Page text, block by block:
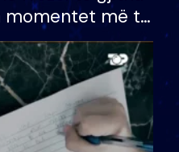
momentet më të
BB VIP: Do më
kur…